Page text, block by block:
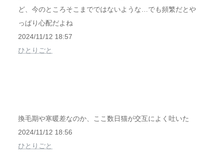
ど、今のところそこまでではないような…でも頻繁だとや
っぱり心配だよね
2024/11/12 18:57
ひとりごと
換毛期や寒暖差なのか、ここ数日猫が交互によく吐いた
2024/11/12 18:56
ひとりごと